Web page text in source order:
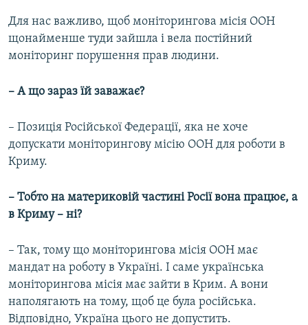
Для нас важливо, щоб моніторингова місія ООН
щонайменше туди зайшла і вела постійний
моніторинг порушення прав людини.
– А що зараз їй заважає?
– Позиція Російської Федерації, яка не хоче
допускати моніторингову місію ООН для роботи в
Криму.
– Тобто на материковій частині Росії вона працює, а
в Криму –​ ні?
– Так, тому що моніторингова місія ООН має
мандат на роботу в Україні. І саме українська
моніторингова місія має зайти в Крим. А вони
наполягають на тому, щоб це була російська.
Відповідно, Україна цього не допустить.